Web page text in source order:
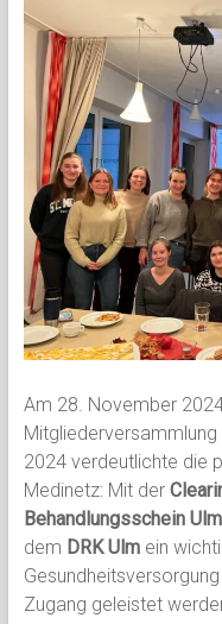
Am 28. November
2024 verdeutlichte die
Medinetz: Mit der
Behandlungsschein Ulm
dem DRK Ulmein
Zugang geleistet